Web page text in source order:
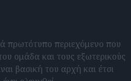
πρωτότυπο περιεχόμενο που
ομάδα και τους εξωτερικούς
βασική του αρχή και έτσι